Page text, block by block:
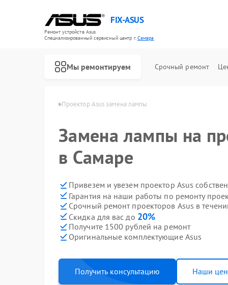
FIX-ASUS
Ремонт устройств Asus
Специализированный cервисный центр г.Самара
Мы ремонтируем Срочный ремонт
Проектор Asus замена лампы
Замена лампы на
в Самаре
Привезем и увезем проектор Asus
Гарантия на наши работы по ремонту
Срочный ремонт проекторов Asus в
Скидка для вас до 20%
Получите 1500 рублей на ремонт
Оригинальные комплектующие Asus
Получить консультацию Наши